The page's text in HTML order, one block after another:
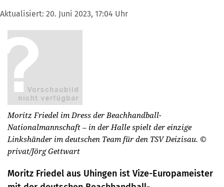
Aktualisiert: 20. Juni 2023, 17:04 Uhr
Moritz Friedel im Dress der Beachhandball-
Nationalmannschaft – in der Halle spielt der einzige
Linkshänder im deutschen Team für den TSV Deizisau. ©
privat/Jörg Gettwart
Moritz Friedel aus Uhingen ist Vize-Europameister